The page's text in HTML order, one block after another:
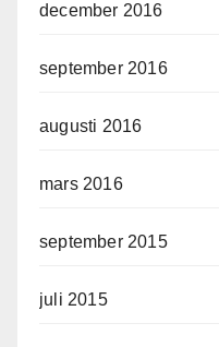
december 2016
september 2016
augusti 2016
mars 2016
september 2015
juli 2015